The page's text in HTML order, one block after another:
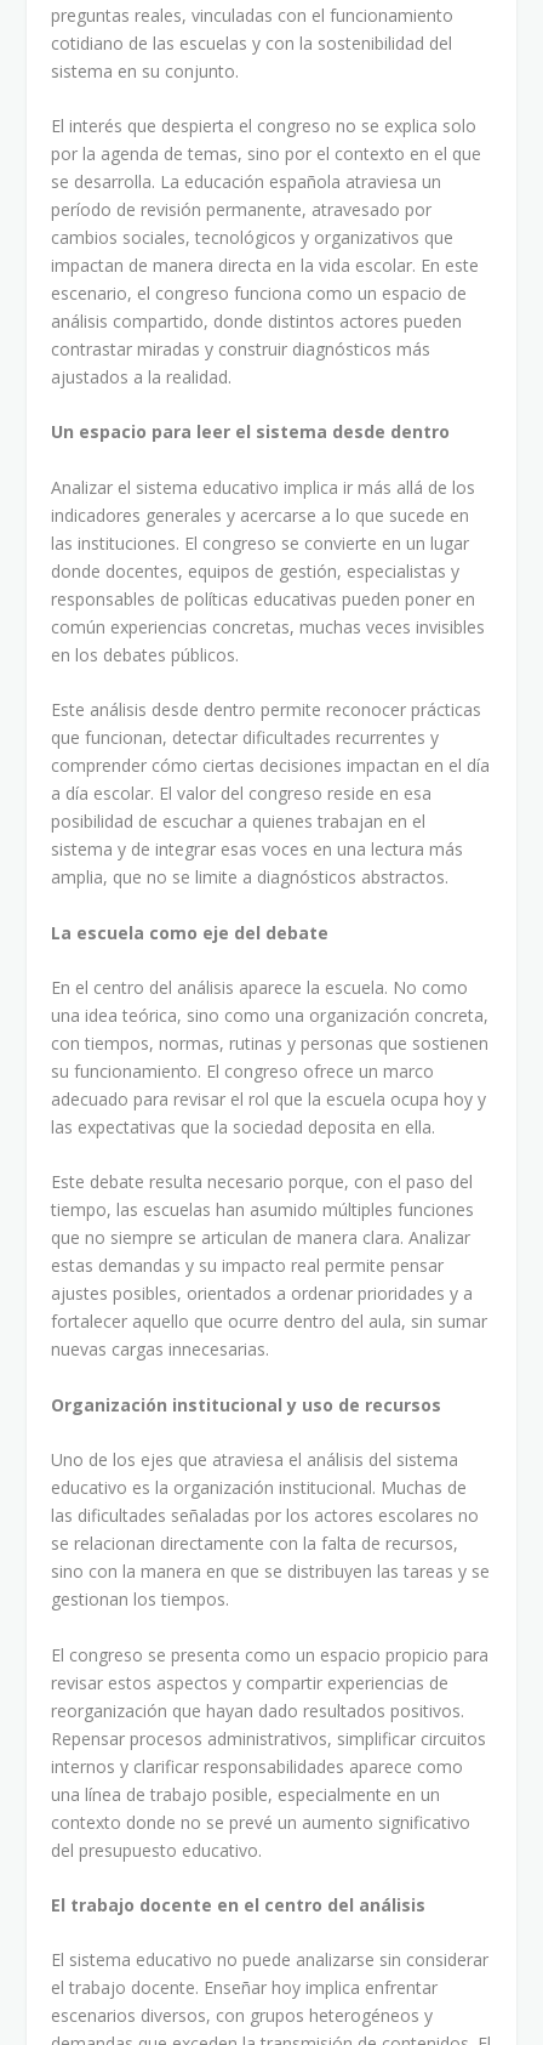
preguntas reales, vinculadas con el funcionamiento
cotidiano de las escuelas y con la sostenibilidad del
sistema en su conjunto.
El interés que despierta el congreso no se explica solo
por la agenda de temas, sino por el contexto en el que
se desarrolla. La educación española atraviesa un
período de revisión permanente, atravesado por
cambios sociales, tecnológicos y organizativos que
impactan de manera directa en la vida escolar. En este
escenario, el congreso funciona como un espacio de
análisis compartido, donde distintos actores pueden
contrastar miradas y construir diagnósticos más
ajustados a la realidad.
Un espacio para leer el sistema desde dentro
Analizar el sistema educativo implica ir más allá de los
indicadores generales y acercarse a lo que sucede en
las instituciones. El congreso se convierte en un lugar
donde docentes, equipos de gestión, especialistas y
responsables de políticas educativas pueden poner en
común experiencias concretas, muchas veces invisibles
en los debates públicos.
Este análisis desde dentro permite reconocer prácticas
que funcionan, detectar dificultades recurrentes y
comprender cómo ciertas decisiones impactan en el día
a día escolar. El valor del congreso reside en esa
posibilidad de escuchar a quienes trabajan en el
sistema y de integrar esas voces en una lectura más
amplia, que no se limite a diagnósticos abstractos.
La escuela como eje del debate
En el centro del análisis aparece la escuela. No como
una idea teórica, sino como una organización concreta,
con tiempos, normas, rutinas y personas que sostienen
su funcionamiento. El congreso ofrece un marco
adecuado para revisar el rol que la escuela ocupa hoy y
las expectativas que la sociedad deposita en ella.
Este debate resulta necesario porque, con el paso del
tiempo, las escuelas han asumido múltiples funciones
que no siempre se articulan de manera clara. Analizar
estas demandas y su impacto real permite pensar
ajustes posibles, orientados a ordenar prioridades y a
fortalecer aquello que ocurre dentro del aula, sin sumar
nuevas cargas innecesarias.
Organización institucional y uso de recursos
Uno de los ejes que atraviesa el análisis del sistema
educativo es la organización institucional. Muchas de
las dificultades señaladas por los actores escolares no
se relacionan directamente con la falta de recursos,
sino con la manera en que se distribuyen las tareas y se
gestionan los tiempos.
El congreso se presenta como un espacio propicio para
revisar estos aspectos y compartir experiencias de
reorganización que hayan dado resultados positivos.
Repensar procesos administrativos, simplificar circuitos
internos y clarificar responsabilidades aparece como
una línea de trabajo posible, especialmente en un
contexto donde no se prevé un aumento significativo
del presupuesto educativo.
El trabajo docente en el centro del análisis
El sistema educativo no puede analizarse sin considerar
el trabajo docente. Enseñar hoy implica enfrentar
escenarios diversos, con grupos heterogéneos y